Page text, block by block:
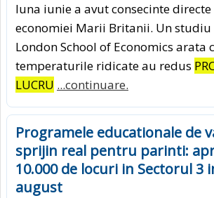
luna iunie a avut consecinte
economiei Marii Britanii. Un
London School of Economics arata
temperaturile ridicate au redus
LUCRU ...continuare.
Programele educationale de
sprijin real pentru parinti:
10.000 de locuri in Sectorul 3
august